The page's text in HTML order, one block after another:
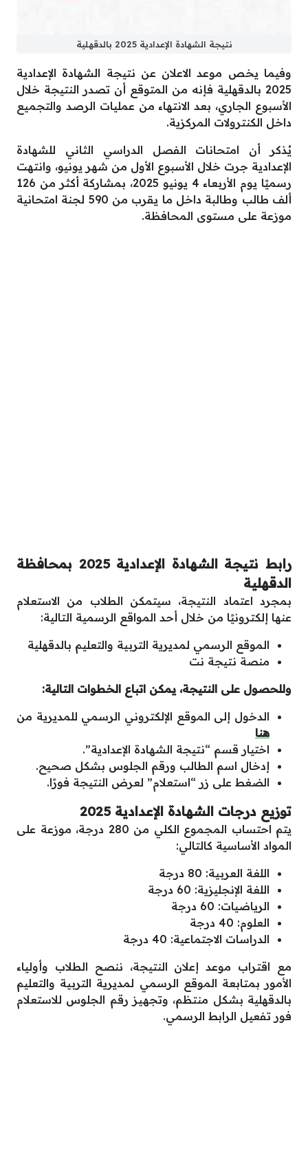
نتيجة الشهادة الإعدادية 2025 بالدقهلية
وفيما يخص موعد الاعلان عن نتيجة الشهادة الإعدادية
2025 بالدقهلية فإنه من المتوقع أن تصدر النتيجة خلال
الأسبوع الجاري، بعد الانتهاء من عمليات الرصد والتجميع
داخل الكنترولات المركزية.
يُذكر أن امتحانات الفصل الدراسي الثاني للشهادة
الإعدادية جرت خلال الأسبوع الأول من شهر يونيو، وانتهت
رسميًا يوم الأربعاء 4 يونيو 2025، بمشاركة أكثر من 126
ألف طالب وطالبة داخل ما يقرب من 590 لجنة امتحانية
موزعة على مستوى المحافظة.
رابط نتيجة الشهادة الإعدادية 2025 بمحافظة
الدقهلية
بمجرد اعتماد النتيجة، سيتمكن الطلاب من الاستعلام
عنها إلكترونيًا من خلال أحد المواقع الرسمية التالية:
الموقع الرسمي لمديرية التربية والتعليم بالدقهلية
منصة نتيجة نت
وللحصول على النتيجة، يمكن اتباع الخطوات التالية:
الدخول إلى الموقع الإلكتروني الرسمي للمديرية من
هنا
اختيار قسم “نتيجة الشهادة الإعدادية”.
إدخال اسم الطالب ورقم الجلوس بشكل صحيح.
الضغط على زر “استعلام” لعرض النتيجة فورًا.
توزيع درجات الشهادة الإعدادية 2025
يتم احتساب المجموع الكلي من 280 درجة، موزعة على
المواد الأساسية كالتالي:
اللغة العربية: 80 درجة
اللغة الإنجليزية: 60 درجة
الرياضيات: 60 درجة
العلوم: 40 درجة
الدراسات الاجتماعية: 40 درجة
مع اقتراب موعد إعلان النتيجة، ننصح الطلاب وأولياء
الأمور بمتابعة الموقع الرسمي لمديرية التربية والتعليم
بالدقهلية بشكل منتظم، وتجهيز رقم الجلوس للاستعلام
فور تفعيل الرابط الرسمي.